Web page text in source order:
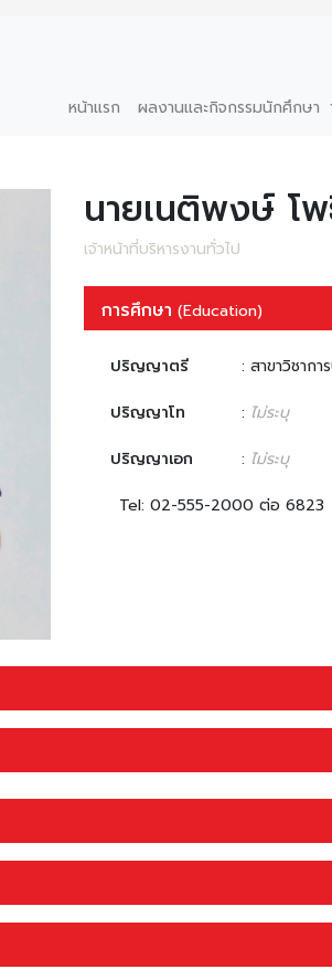
หน้าแรก ผลงานและกิจกรรมนักศึกษา
นายเนติพงษ์ โ
เจ้าหน้าที่บริหารงานทั่วไป
การศึกษา (Education)
ปริญญาตรี
: สาขาวิชาก
ปริญญาโท
: ไม่ระบุ
ปริญญาเอก
: ไม่ระบุ
Tel: 02-555-2000 ต่อ 6823